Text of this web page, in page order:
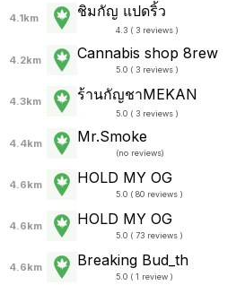
4.1km ชิมกัญ แปดริ้ว
4.3 ( 3 reviews )
4.2km Cannabis shop 8rew
5.0 ( 3 reviews )
4.3km ร้านกัญชาMEKAN
5.0 ( 3 reviews )
4.4km Mr.Smoke
(no reviews)
4.6km HOLD MY OG
5.0 ( 80 reviews )
4.6km HOLD MY OG
5.0 ( 73 reviews )
4.6km Breaking Bud_th
5.0 ( 1 review )